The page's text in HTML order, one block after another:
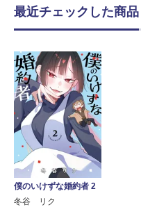
最近チェックした商品
僕のいけずな婚約者 2
冬谷 リク